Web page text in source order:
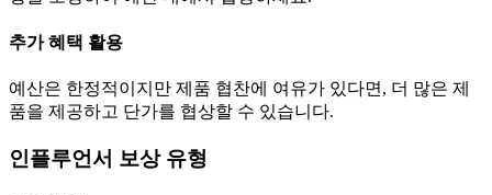
추가 혜택 활용
예산은 한정적이지만 제품 협찬에 여유가 있다면, 더 많은 제
품을 제공하고 단가를 협상할 수 있습니다.
인플루언서 보상 유형